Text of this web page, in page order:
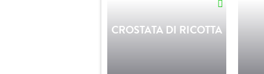
CROSTATA DI RICOTTA